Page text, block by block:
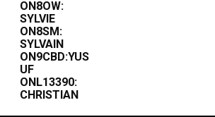
ON8OW:
SYLVIE
ON8SM:
SYLVAIN
ON9CBD:YUS
UF
ONL13390:
CHRISTIAN